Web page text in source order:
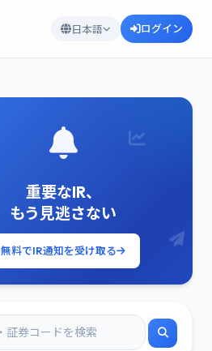
日本語 ログイン
重要なIR、
もう見逃さない
無料でIR通知を受け取る